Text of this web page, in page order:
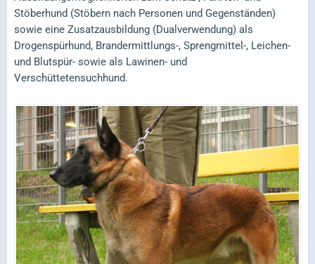
Stöberhund (Stöbern nach Personen und Gegenständen)
sowie eine Zusatzausbildung (Dualverwendung) als
Drogenspürhund, Brandermittlungs-, Sprengmittel-, Leichen-
und Blutspür- sowie als Lawinen- und
Verschüttetensuchhund.